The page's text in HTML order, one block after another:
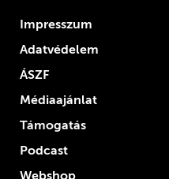
Impresszum
Adatvédelem
ÁSZF
Médiaajánlat
Támogatás
Podcast
Webshop